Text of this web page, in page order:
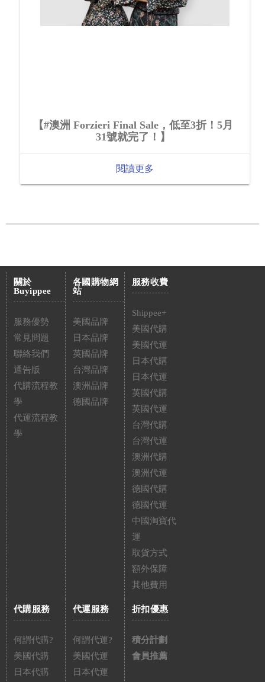
【#澳洲 Forzieri Final Sale，低至3折！5月
31號就完了！】
閱讀更多
關於
Buyippee
服務優勢
常見問題
聯絡我們
通告版
代購流程教
學
代運流程教
學
各國購物網
站
美國品牌
日本品牌
英國品牌
台灣品牌
澳洲品牌
德國品牌
服務收費
Shippee+
美國代購
美國代運
日本代購
日本代運
英國代購
英國代運
台灣代購
台灣代運
澳洲代購
澳洲代運
德國代購
德國代運
中國淘寶代
運
取貨方式
額外保障
其他費用
代購服務
何謂代購?
美國代購
日本代購
代運服務
何謂代運?
美國代運
日本代運
折扣優惠
積分計劃
會員推薦